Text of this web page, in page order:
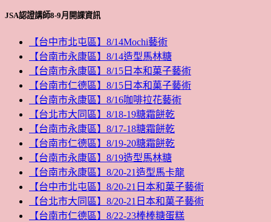
JSA認證講師8-9月開課資訊
【台中市北屯區】8/14Mochi藝術
【台南市永康區】8/14造型馬林糖
【台南市永康區】8/15日本和菓子藝術
【台南市仁德區】8/15日本和菓子藝術
【台南市永康區】8/16咖啡拉花藝術
【台北市大同區】8/18-19糖霜餅乾
【台南市永康區】8/17-18糖霜餅乾
【台南市仁德區】8/19-20糖霜餅乾
【台南市永康區】8/19造型馬林糖
【台南市永康區】8/20-21造型馬卡龍
【台中市北屯區】8/20-21日本和菓子藝術
【台北市大同區】8/20-21日本和菓子藝術
【台南市仁德區】8/22-23棒棒糖蛋糕